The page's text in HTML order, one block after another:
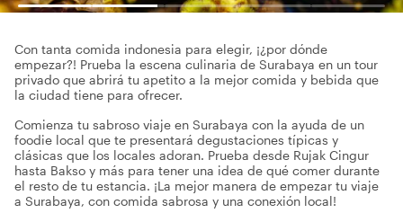
Con tanta comida indonesia para elegir, ¡¿por dónde
empezar?! Prueba la escena culinaria de Surabaya en un tour
privado que abrirá tu apetito a la mejor comida y bebida que
la ciudad tiene para ofrecer.
Comienza tu sabroso viaje en Surabaya con la ayuda de un
foodie local que te presentará degustaciones típicas y
clásicas que los locales adoran. Prueba desde Rujak Cingur
hasta Bakso y más para tener una idea de qué comer durante
el resto de tu estancia. ¡La mejor manera de empezar tu viaje
a Surabaya, con comida sabrosa y una conexión local!